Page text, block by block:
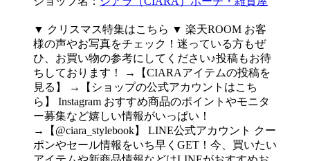
▼ クリスマス特集はこちら ▼ 楽天ROOM お客
様の声やお写真をチェック！迷っている方もぜ
ひ、お買い物の参考にしてください♪投稿もお待
ちしております！ →【CIARAアイテムの投稿を
見る】 →【ショップの公式アカウントはこち
ら】 Instagram おすすめ商品のポイントやモニタ
ー募集など嬉しい情報がいっぱい！
→【@ciara_stylebook】 LINE公式アカウント クー
ポンやセール情報をいち早くGET！今、買いたい